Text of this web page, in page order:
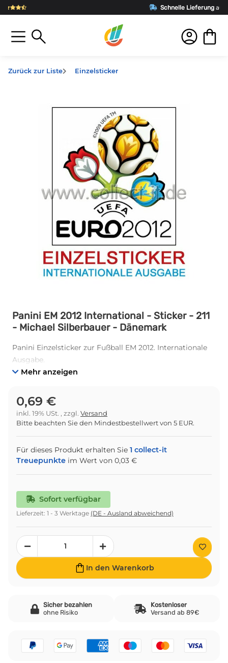
Schnelle Lieferungaus Deutschland
Zurück zur Liste Einzelsticker
Panini EM 2012 International - Sticker - 211
- Michael Silberbauer - Dänemark
Panini Einzelsticker zur Fußball EM 2012. Internationale
Ausgabe.
Mehr anzeigen
0,69 €
inkl. 19% USt. , zzgl. Versand
Bitte beachten Sie den Mindestbestellwert von 5 EUR.
Für dieses Produkt erhalten Sie 1 collect-it
Treuepunkte im Wert von 0,03 €
Sofort verfügbar
Lieferzeit: 1 - 3 Werktage (DE - Ausland abweichend)
In den Warenkorb
Sicher bezahlen
ohne Risiko
Kostenloser
Versand ab 89€